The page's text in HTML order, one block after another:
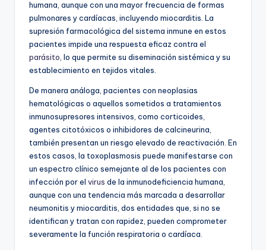
humana, aunque con una mayor frecuencia de formas
pulmonares y cardíacas, incluyendo miocarditis. La
supresión farmacológica del sistema inmune en estos
pacientes impide una respuesta eficaz contra el
parásito, lo que permite su diseminación sistémica y su
establecimiento en tejidos vitales.
De manera análoga, pacientes con neoplasias
hematológicas o aquellos sometidos a tratamientos
inmunosupresores intensivos, como corticoides,
agentes citotóxicos o inhibidores de calcineurina,
también presentan un riesgo elevado de reactivación. En
estos casos, la toxoplasmosis puede manifestarse con
un espectro clínico semejante al de los pacientes con
infección por el virus de la inmunodeficiencia humana,
aunque con una tendencia más marcada a desarrollar
neumonitis y miocarditis, dos entidades que, si no se
identifican y tratan con rapidez, pueden comprometer
severamente la función respiratoria o cardíaca.